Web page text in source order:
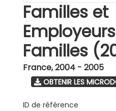
Familles et
Familles
France,2004 - 2005
OBTENIR LES
ID de référence